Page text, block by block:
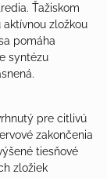
Ťažiskom
zložkou
pomáha
syntézu
pre citlivú
zakončenia
tiesňové
zložiek